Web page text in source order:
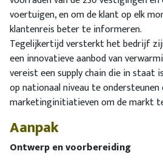
voertuigen, en om de klant op elk
klantenreis beter te informeren.
Tegelijkertijd versterkt het bedrijf
een innovatieve aanbod van
vereist een supply chain die in staat
op nationaal niveau te ondersteunen
marketinginitiatieven om de markt
Aanpak
Ontwerp en voorbereiding